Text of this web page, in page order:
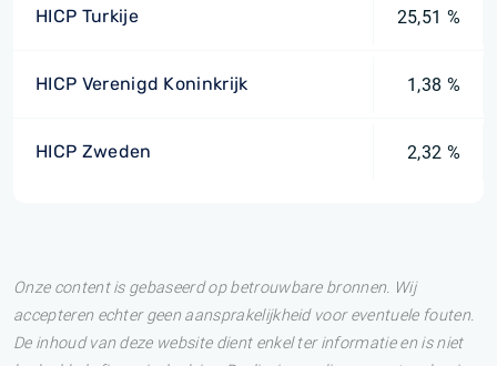
HICP Turkije 25,51 %
HICP Verenigd Koninkrijk 1,38 %
HICP Zweden 2,32 %
Onze content is gebaseerd op betrouwbare bronnen. Wij
accepteren echter geen aansprakelijkheid voor eventuele fouten.
De inhoud van deze website dient enkel ter informatie en is niet